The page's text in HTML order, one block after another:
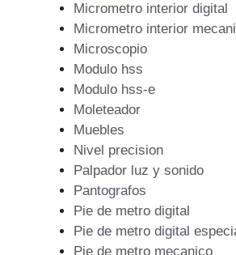
Micrometro interior digital
Micrometro interior
Microscopio
Modulo hss
Modulo hss-e
Moleteador
Muebles
Nivel precision
Palpador luz y sonido
Pantografos
Pie de metro digital
Pie de metro digital
Pie de metro mecanico